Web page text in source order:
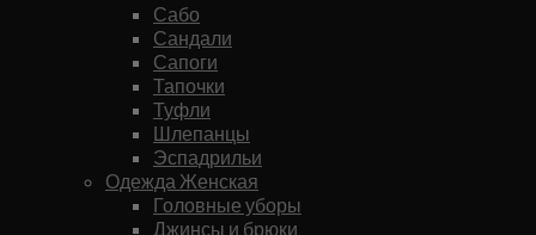
Сабо
Сандали
Сапоги
Тапочки
Туфли
Шлепанцы
Эспадрильи
Одежда Женская
Головные уборы
Джинсы и брюки